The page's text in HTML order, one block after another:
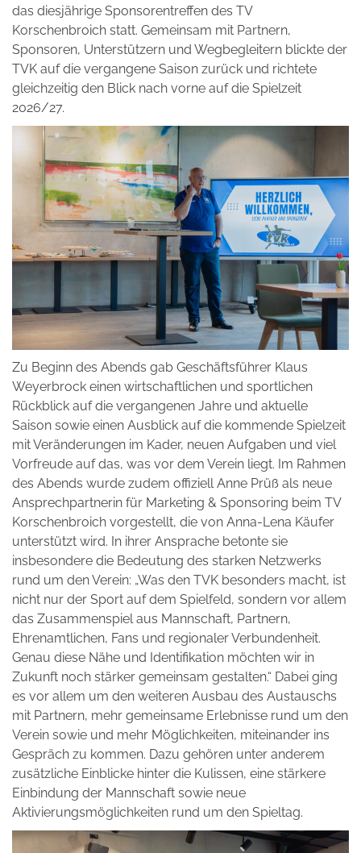
das diesjährige Sponsorentreffen des TV
Korschenbroich statt. Gemeinsam mit Partnern,
Sponsoren, Unterstützern und Wegbegleitern blickte der
TVK auf die vergangene Saison zurück und richtete
gleichzeitig den Blick nach vorne auf die Spielzeit
2026/27.
Zu Beginn des Abends gab Geschäftsführer Klaus
Weyerbrock einen wirtschaftlichen und sportlichen
Rückblick auf die vergangenen Jahre und aktuelle
Saison sowie einen Ausblick auf die kommende Spielzeit
mit Veränderungen im Kader, neuen Aufgaben und viel
Vorfreude auf das, was vor dem Verein liegt. Im Rahmen
des Abends wurde zudem offiziell Anne Prüß als neue
Ansprechpartnerin für Marketing & Sponsoring beim TV
Korschenbroich vorgestellt, die von Anna-Lena Käufer
unterstützt wird. In ihrer Ansprache betonte sie
insbesondere die Bedeutung des starken Netzwerks
rund um den Verein: „Was den TVK besonders macht, ist
nicht nur der Sport auf dem Spielfeld, sondern vor allem
das Zusammenspiel aus Mannschaft, Partnern,
Ehrenamtlichen, Fans und regionaler Verbundenheit.
Genau diese Nähe und Identifikation möchten wir in
Zukunft noch stärker gemeinsam gestalten.“ Dabei ging
es vor allem um den weiteren Ausbau des Austauschs
mit Partnern, mehr gemeinsame Erlebnisse rund um den
Verein sowie und mehr Möglichkeiten, miteinander ins
Gespräch zu kommen. Dazu gehören unter anderem
zusätzliche Einblicke hinter die Kulissen, eine stärkere
Einbindung der Mannschaft sowie neue
Aktivierungsmöglichkeiten rund um den Spieltag.